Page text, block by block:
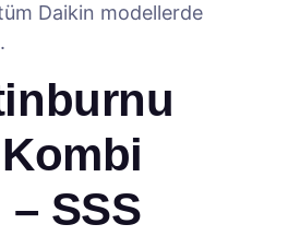
Daikin modellerde
SSS